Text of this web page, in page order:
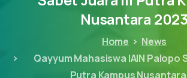
Nusantara 2023
Home
News
Qayyum Mahasiswa IAIN Palopo
Putra Kampus